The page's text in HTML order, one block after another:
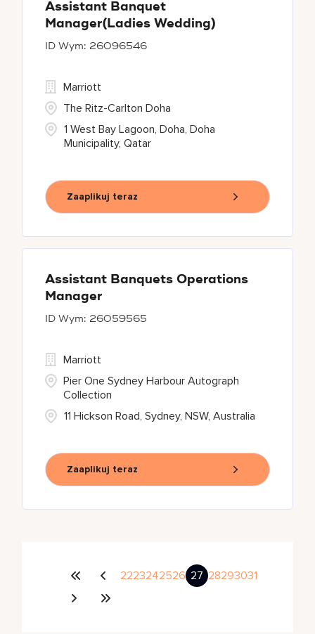
Assistant Banquet
Manager(Ladies Wedding)
26096546
1 West Bay Lagoon, Doha, Doha
Municipality, Qatar
Marriott
The Ritz-Carlton Doha
Zaaplikuj teraz
Assistant Banquets Operations
Manager
26059565
11 Hickson Road, Sydney, NSW, Australia
Marriott
Pier One Sydney Harbour Autograph
Collection
Zaaplikuj teraz
2223242526 27 28293031